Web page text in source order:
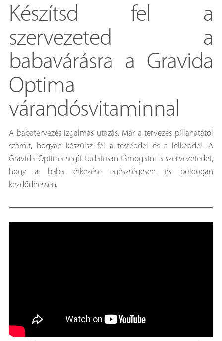
Készítsd fel a
szervezeted a
babavárásra a Gravida
Optima
várandósvitaminnal
A babatervezés izgalmas utazás. Már a tervezés pillanatától
számít, hogyan készülsz fel a testeddel és a lelkeddel. A
Gravida Optima segít tudatosan támogatni a szervezetedet,
hogy a baba érkezése egészségesen és boldogan
kezdődhessen.